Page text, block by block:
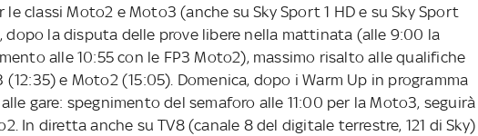
le classi Moto2 e Moto3 (anche su Sky Sport 1 HD e su Sky Sport
dopo la disputa delle prove libere nella mattinata (alle 9:00 la
alle 10:55 con le FP3 Moto2), massimo risalto alle qualifiche
e Moto2 (15:05). Domenica, dopo i Warm Up in programma
gare: spegnimento del semaforo alle 11:00 per la Moto3, seguirà
In diretta anche su TV8 (canale 8 del digitale terrestre, 121 di Sky)